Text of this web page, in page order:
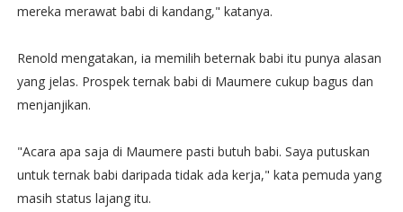
mereka merawat babi di kandang," katanya.
Renold mengatakan, ia memilih beternak babi itu punya alasan
yang jelas. Prospek ternak babi di Maumere cukup bagus dan
menjanjikan.
"Acara apa saja di Maumere pasti butuh babi. Saya putuskan
untuk ternak babi daripada tidak ada kerja," kata pemuda yang
masih status lajang itu.